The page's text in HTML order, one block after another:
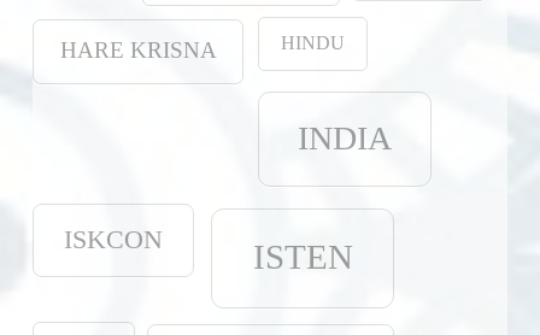
HARE KRISNA HINDU
INDIA
ISKCON ISTEN